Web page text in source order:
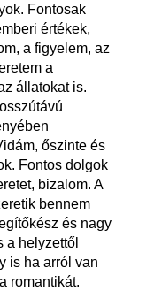
Fontosak
értékek,
a figyelem, az
a
állatokat is.
őszinte és
Fontos dolgok
bizalom. A
bennem
és nagy
a helyzettől
is ha arról van
romantikát.